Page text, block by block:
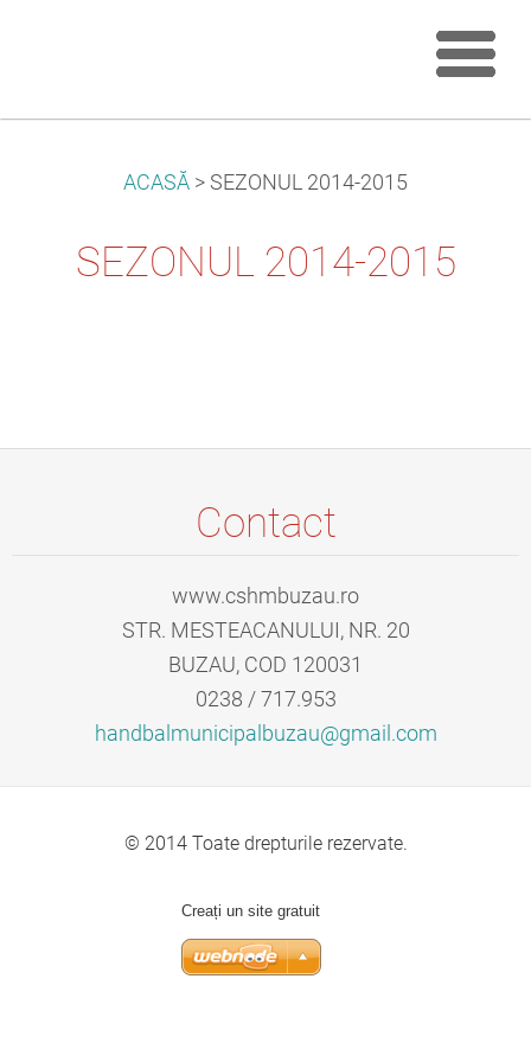
ACASĂ > SEZONUL 2014-2015
SEZONUL 2014-2015
Contact
www.cshmbuzau.ro
STR. MESTEACANULUI, NR. 20
BUZAU, COD 120031
0238 / 717.953
handbalmunicipal buzau@gmail.com
© 2014 Toate drepturile rezervate.
Creați un site gratuit